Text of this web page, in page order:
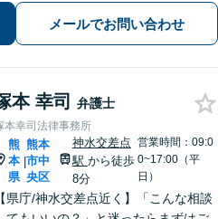
局・証券会社」勤務で培った税の知識
を生かし、依頼者に寄り添った強いパ
メールでお問い合わせ
本 幸司 弁護士
本幸司法律事務所
熊
本
県
|
熊本
市中
央区
神水交差点
駅 から徒歩
8分
営業時間：09:0
0~17:00（平
日）
【県庁/神水交差点近く】「こんな相談